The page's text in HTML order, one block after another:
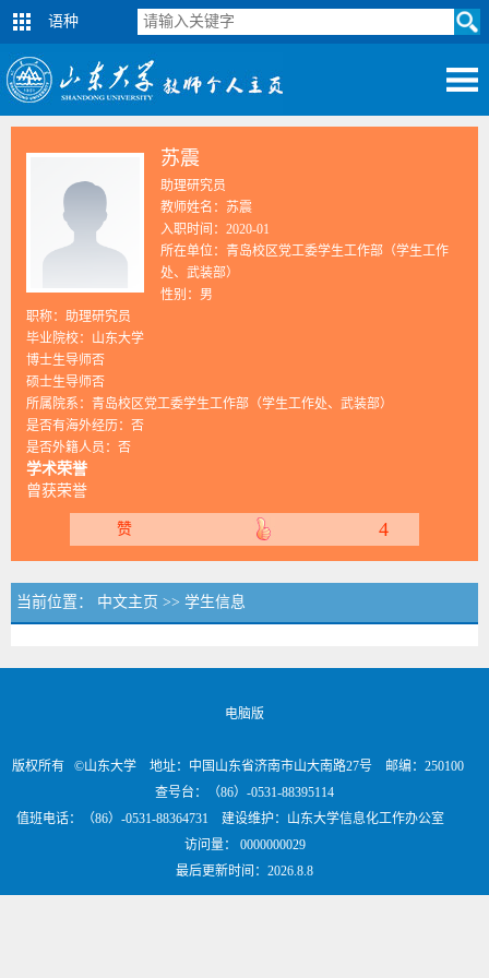
语种
苏震
助理研究员
教师姓名：苏震
入职时间：2020-01
所在单位：青岛校区党工委学生工作部（学生工作
处、武装部）
性别：男
职称：助理研究员
毕业院校：山东大学
博士生导师否
硕士生导师否
所属院系：青岛校区党工委学生工作部（学生工作处、武装部）
是否有海外经历：否
是否外籍人员：否
学术荣誉
曾获荣誉
赞 4
当前位置： 中文主页 >> 学生信息
电脑版
版权所有 ©山东大学 地址：中国山东省济南市山大南路27号 邮编：250100
查号台：（86）-0531-88395114
值班电话：（86）-0531-88364731 建设维护：山东大学信息化工作办公室
访问量： 0000000029
最后更新时间： 2026.8.8